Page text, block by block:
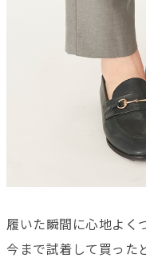
履いた瞬間に心地よく
今まで試着して買った